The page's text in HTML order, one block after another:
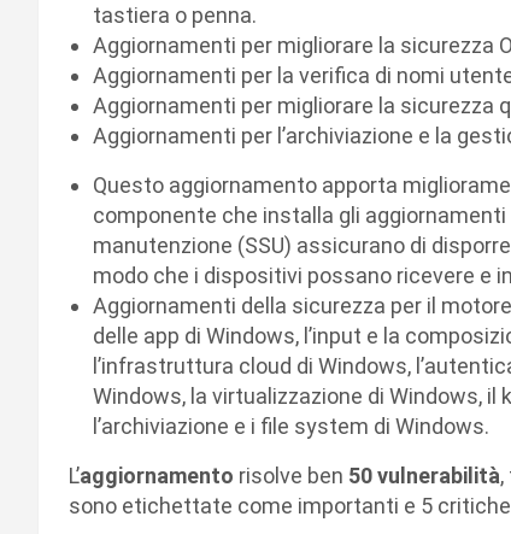
tastiera o penna.
Aggiornamenti per migliorare la sicurezza
Aggiornamenti per la verifica di nomi
Aggiornamenti per migliorare la sicurezza
Aggiornamenti per l’archiviazione e la
Questo aggiornamento apporta
componente che installa gli
manutenzione (SSU) assicurano di
modo che i dispositivi possano ricevere e
Aggiornamenti della sicurezza per il
delle app di Windows, l’input e la
l’infrastruttura cloud di Windows,
Windows, la virtualizzazione di Windows,
l’archiviazione e i file system di Windows.
L’aggiornamento risolve ben 50 vulnerabilità
sono etichettate come importanti e 5